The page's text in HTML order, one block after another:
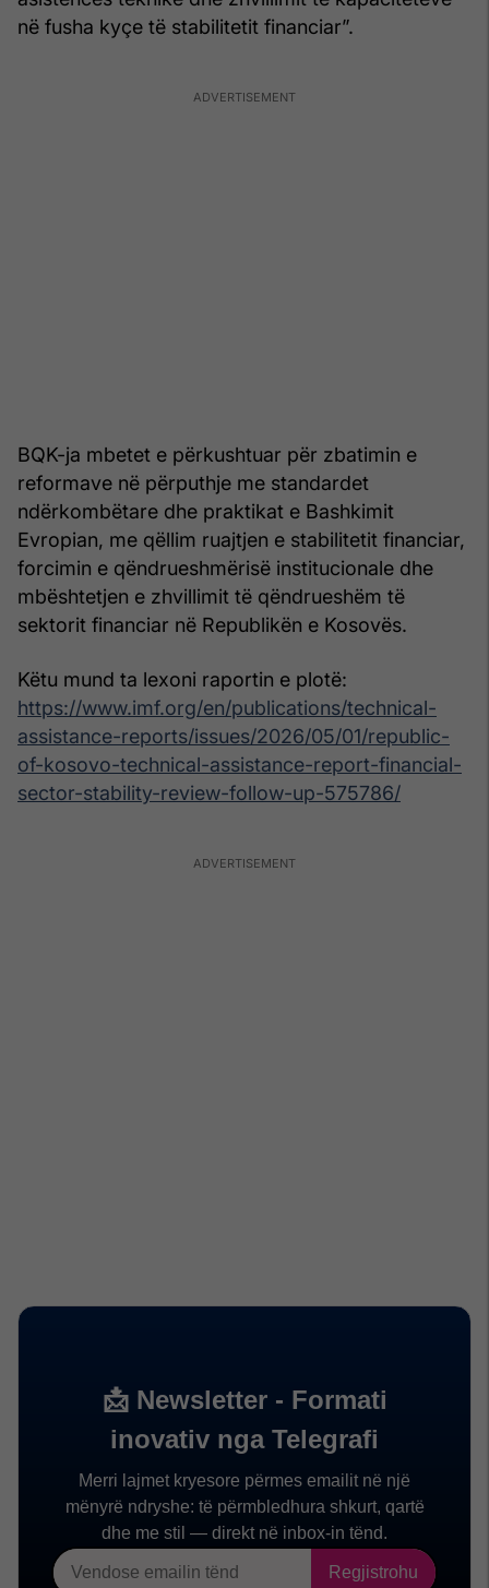
në fusha kyçe të stabilitetit financiar”.
BQK-ja mbetet e përkushtuar për zbatimin e
reformave në përputhje me standardet
ndërkombëtare dhe praktikat e Bashkimit
Evropian, me qëllim ruajtjen e stabilitetit financiar,
forcimin e qëndrueshmërisë institucionale dhe
mbështetjen e zhvillimit të qëndrueshëm të
sektorit financiar në Republikën e Kosovës.
Këtu mund ta lexoni raportin e plotë:
https://www.imf.org/en/publications/technical-
assistance-reports/issues/2026/05/01/republic-
of-kosovo-technical-assistance-report-financial-
sector-stability-review-follow-up-575786/